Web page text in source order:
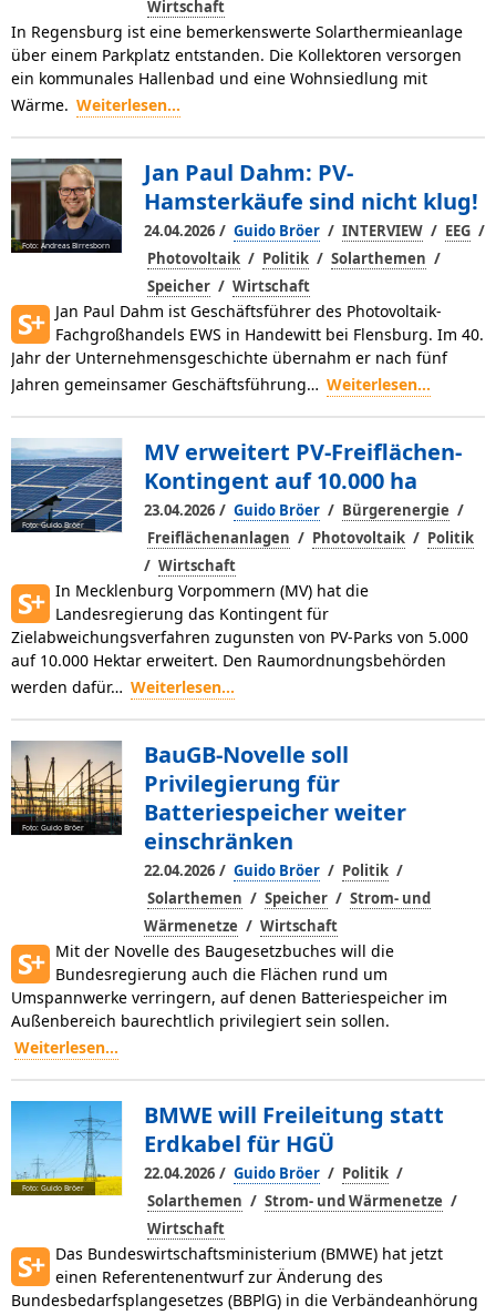
Wirtschaft
In Regensburg ist eine bemerkenswerte Solarthermieanlage
über einem Parkplatz entstanden. Die Kollektoren versorgen
ein kommunales Hallenbad und eine Wohnsiedlung mit
Wärme. Weiterlesen...
Foto: Andreas Birresborn
Jan Paul Dahm: PV-
Hamsterkäufe sind nicht klug!
24.04.2026 / Guido Bröer / INTERVIEW / EEG /
Photovoltaik / Politik / Solarthemen /
Speicher / Wirtschaft
Jan Paul Dahm ist Geschäftsführer des Photovoltaik-
Fachgroßhandels EWS in Handewitt bei Flensburg. Im 40.
Jahr der Unternehmensgeschich­te übernahm er nach fünf
Jahren gemeinsamer Geschäftsführung… Weiterlesen...
Foto: Guido Bröer
MV erweitert PV-Freiflächen-
Kontingent auf 10.000 ha
23.04.2026 / Guido Bröer / Bürgerenergie /
Freiflächenanlagen / Photovoltaik / Politik
/ Wirtschaft
In Mecklenburg Vorpommern (MV) hat die
Landesregierung das Kontingent für
Zielabweichungsverfahren zugunsten von PV-Parks von 5.000
auf 10.000 Hektar erweitert. Den Raumordnungsbehörden
werden dafür… Weiterlesen...
Foto: Guido Bröer
BauGB-Novelle soll
Privilegierung für
Batteriespeicher weiter
einschränken
22.04.2026 / Guido Bröer / Politik /
Solarthemen / Speicher / Strom- und
Wärmenetze / Wirtschaft
Mit der Novelle des Baugesetzbuches will die
Bundesregierung auch die Flächen rund um
Umspannwerke verringern, auf denen Batteriespeicher im
Außenbereich baurechtlich privilegiert sein sollen.
Weiterlesen...
Foto: Guido Bröer
BMWE will Freileitung statt
Erdkabel für HGÜ
22.04.2026 / Guido Bröer / Politik /
Solarthemen / Strom- und Wärmenetze /
Wirtschaft
Das Bundeswirtschaftsministerium (BMWE) hat jetzt
einen Referentenentwurf zur Änderung des
Bundesbedarfsplangesetzes (BBPlG) in die Verbändeanhörung